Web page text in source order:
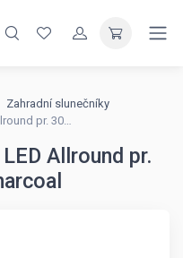
Zahradní slunečníky
300 cm, charcoal
Allround pr.